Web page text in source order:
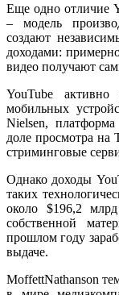
Еще одно отличие
– модель
создают
доходами:
видео получают
YouTube
мобильных
Nielsen,
доле просмотра
стриминговые
Однако доходы
таких
около $196,2
собственной
прошлом году
выдаче.
MoffettNathanson